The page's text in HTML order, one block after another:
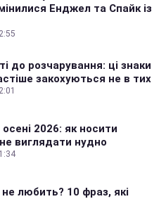
Енджел та Спайк із
до розчарування: ці знаки
закохуються не в тих
2026: як носити
виглядати нудно
любить? 10 фраз, які